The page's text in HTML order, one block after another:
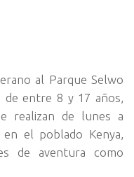
al Parque Selwo
de entre 8 y 17 años,
realizan de lunes a
el poblado Kenya,
de aventura como